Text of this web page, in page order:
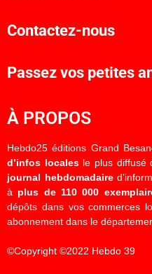
Contactez-nous
Passez vos petites
À PROPOS
Hebdo25 éditions Grand
d’infos localesle plus diffusé
journal hebdomadaire
à plus de 110 000
dépôts dans vos commerces
abonnement dans le
©Copyright ©2022 Hebdo 39